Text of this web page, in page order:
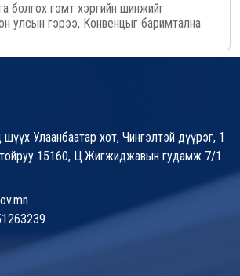
болгох гэмт хэргийн шинжийг
улсын гэрээ, Конвенцыг баримтална
Улаанбаатар хот, Чингэлтэй дүүрэг, 1
15160, Ц.Жигжиджавын гудамж 7/1